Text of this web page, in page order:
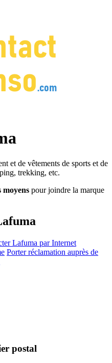
et de vêtements de sports et de
trekking, etc.
moyens pour joindre la marque
Lafuma par Internet
Porter réclamation auprès de
postal